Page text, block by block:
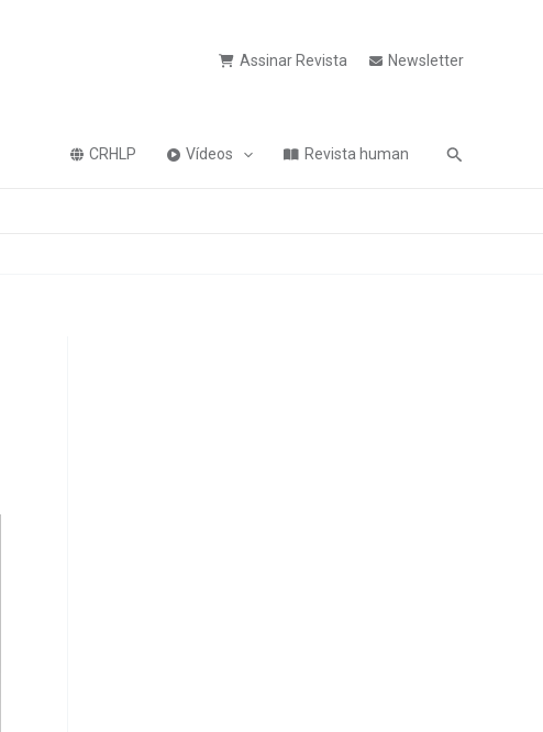
Assinar Revista Newsletter
CRHLP Vídeos Revista human Pesquisa